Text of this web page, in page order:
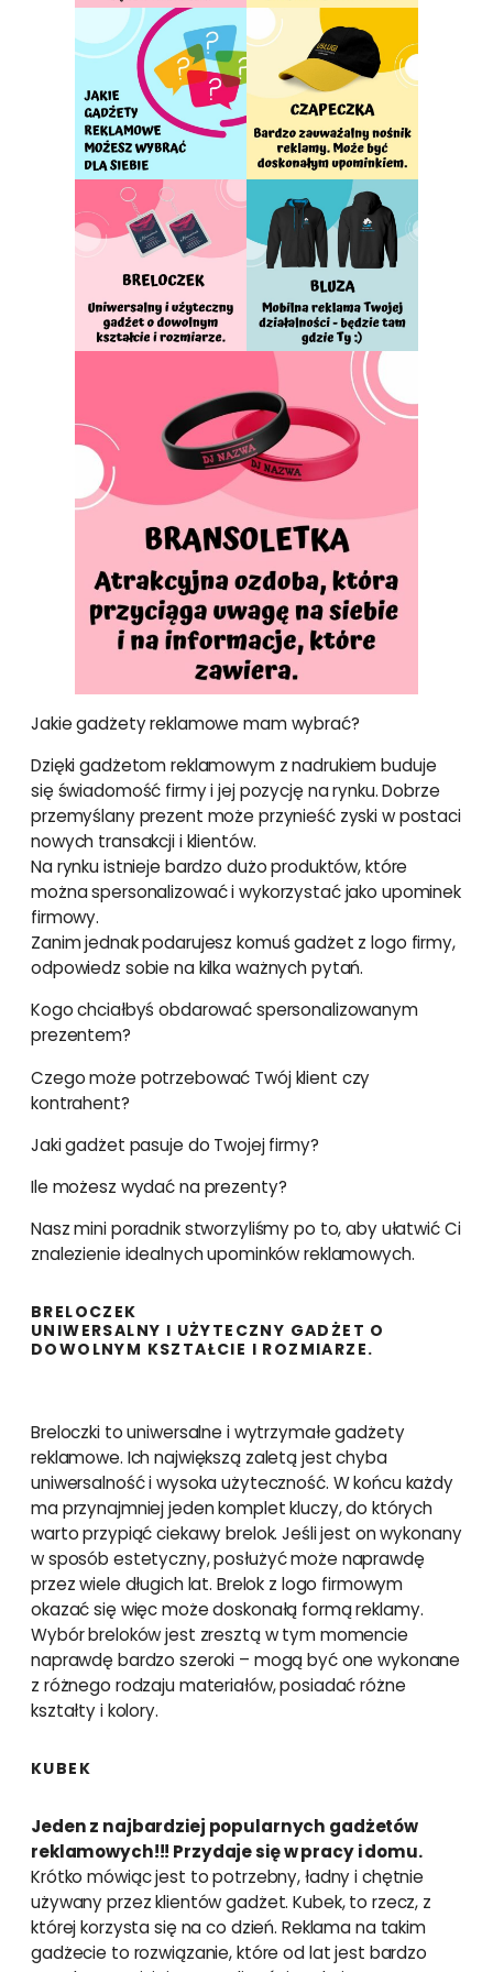
Jakie gadżety reklamowe mam wybrać?
Dzięki gadżetom reklamowym z nadrukiem buduje
się świadomość firmy i jej pozycję na rynku. Dobrze
przemyślany prezent może przynieść zyski w postaci
nowych transakcji i klientów.
Na rynku istnieje bardzo dużo produktów, które
można spersonalizować i wykorzystać jako upominek
firmowy.
Zanim jednak podarujesz komuś gadżet z logo firmy,
odpowiedz sobie na kilka ważnych pytań.
Kogo chciałbyś obdarować spersonalizowanym
prezentem?
Czego może potrzebować Twój klient czy
kontrahent?
Jaki gadżet pasuje do Twojej firmy?
Ile możesz wydać na prezenty?
Nasz mini poradnik stworzyliśmy po to, aby ułatwić Ci
znalezienie idealnych upominków reklamowych.
BRELOCZEK
UNIWERSALNY I UŻYTECZNY GADŻET O
DOWOLNYM KSZTAŁCIE I ROZMIARZE.
Breloczki to uniwersalne i wytrzymałe gadżety
reklamowe. Ich największą zaletą jest chyba
uniwersalność i wysoka użyteczność. W końcu każdy
ma przynajmniej jeden komplet kluczy, do których
warto przypiąć ciekawy brelok. Jeśli jest on wykonany
w sposób estetyczny, posłużyć może naprawdę
przez wiele długich lat. Brelok z logo firmowym
okazać się więc może doskonałą formą reklamy.
Wybór breloków jest zresztą w tym momencie
naprawdę bardzo szeroki – mogą być one wykonane
z różnego rodzaju materiałów, posiadać różne
kształty i kolory.
KUBEK
Jeden z najbardziej popularnych gadżetów
reklamowych!!! Przydaje się w pracy i domu.
Krótko mówiąc jest to potrzebny, ładny i chętnie
używany przez klientów gadżet. Kubek, to rzecz, z
której korzysta się na co dzień. Reklama na takim
gadżecie to rozwiązanie, które od lat jest bardzo